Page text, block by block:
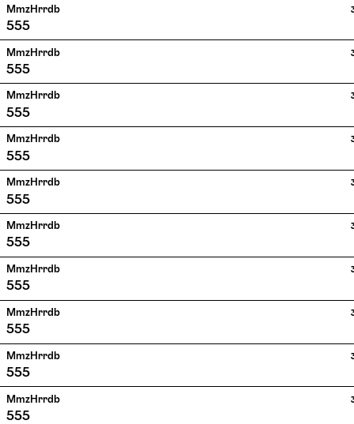
MmzHrrdb
555
MmzHrrdb
555
MmzHrrdb
555
MmzHrrdb
555
MmzHrrdb
555
MmzHrrdb
555
MmzHrrdb
555
MmzHrrdb
555
MmzHrrdb
555
MmzHrrdb
555